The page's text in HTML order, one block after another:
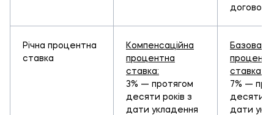
договору
Річна процентна
ставка
Компенсаційна
процентна
ставка:
3% — протягом
десяти років з
дати укладення
Базова
ставка:
7% —
десяти
дати